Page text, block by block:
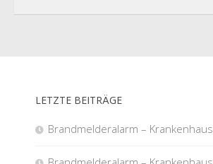
LETZTE BEITRÄGE
Brandmelderalarm – Krankenhaus